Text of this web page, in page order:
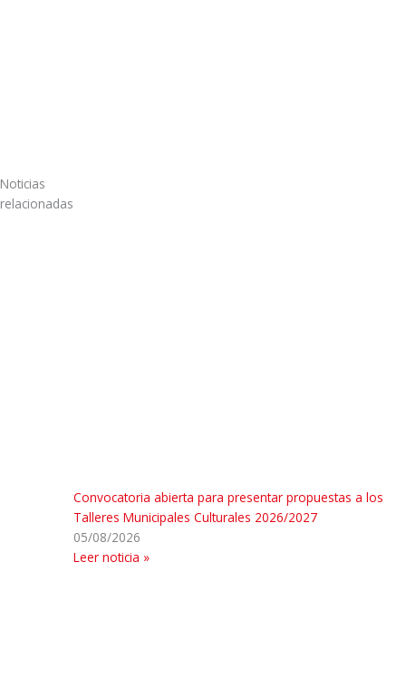
Noticias
relacionadas
Convocatoria abierta para presentar propuestas a los
Talleres Municipales Culturales 2026/2027
05/08/2026
Leer noticia »